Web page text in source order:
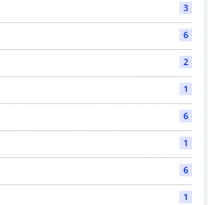
3
6
2
1
6
1
6
1